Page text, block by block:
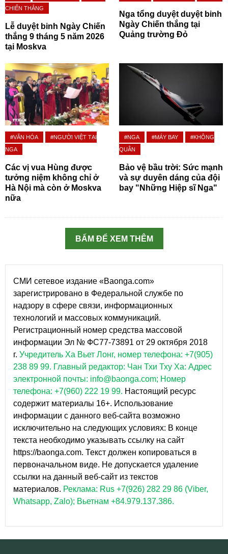
CHIẾN THẮNG
Lễ duyệt binh Ngày Chiến
thắng 9 tháng 5 năm 2026
tại Moskva
Nga tổng duyệt duyệt binh
Ngày Chiến thắng tại
Quảng trường Đỏ
#VĂN HÓA
#NGƯỜI VIỆT TẠI
NGA
Các vị vua Hùng được
tưởng niệm không chỉ ở
Hà Nội mà còn ở Moskva
nữa
#NGA #MÁY BAY
#KHÔNG
QUÂN
Bảo vệ bầu trời: Sức mạnh
và sự duyên dáng của đội
bay "Những Hiệp sĩ Nga"
BẤM ĐỂ XEM THÊM
СМИ сетевое издание «Baonga.com»
зарегистрировано в Федеральной службе по
надзору в сфере связи, информационных
технологий и массовых коммуникаций.
Регистрационный номер средства массовой
информации Эл № ФС77-73891 от 29 октября 2018
г. Учредитель Ха Вьет Лонг, номер телефона: +7(905)
238 89 99. Главный редактор: Чан Тхи Тху Ха: Адрес
электронной почты: info@baonga.com; Номер
телефона: +7(960) 222 19 99. Настоящий ресурс
содержит материалы 16+. Использование
информации с данного веб-сайта возможно
исключительно на следующих условиях: В конце
текста необходимо указывать ссылку на сайт
https://baonga.com. Текст должен копироваться в
первоначальном виде. Не допускается удаление
ссылки на данный веб-сайт из текстов
материалов. Реклама: Rus +7(926) 282 29 86 (Viber,
Whatsapp, Zalo); Вьетнам +84.979.137.386.